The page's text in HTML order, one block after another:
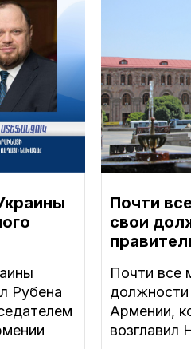
Рубена
Почти
свои
Почти все
должности
Армении,
возглавил